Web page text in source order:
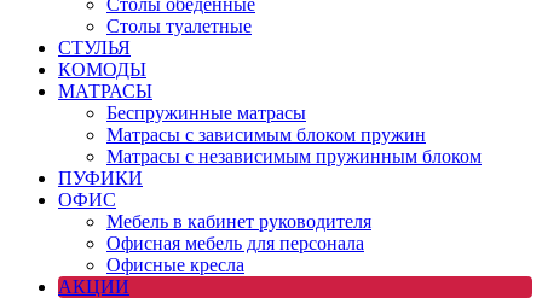
Столы обеденные
Столы туалетные
СТУЛЬЯ
КОМОДЫ
МАТРАСЫ
Беспружинные матрасы
Матрасы с зависимым блоком пружин
Матрасы с независимым пружинным блоком
ПУФИКИ
ОФИС
Мебель в кабинет руководителя
Офисная мебель для персонала
Офисные кресла
АКЦИИ